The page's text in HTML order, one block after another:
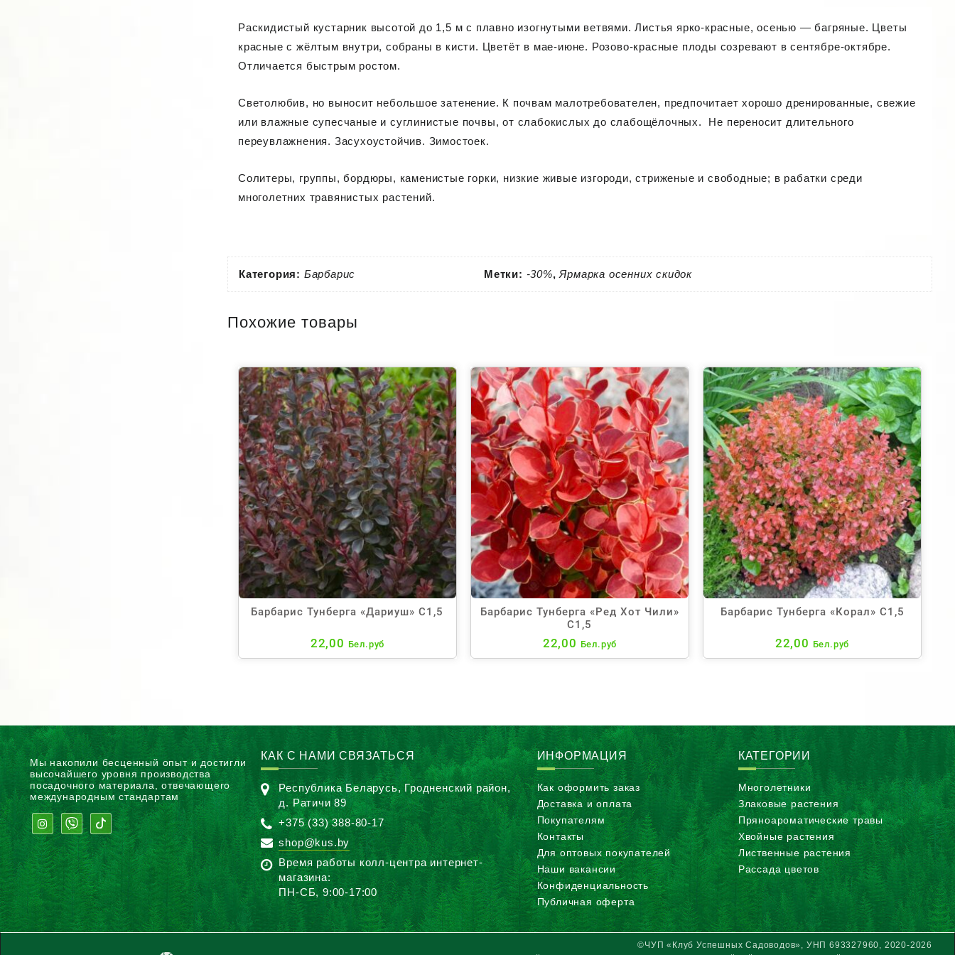
Раскидистый кустарник высотой до 1,5 м с плавно изогнутыми ветвями. Листья ярко-красные, осенью — багряные. Цветы
красные с жёлтым внутри, собраны в кисти. Цветёт в мае-июне. Розово-красные плоды созревают в сентябре-октябре.
Отличается быстрым ростом.
Светолюбив, но выносит небольшое затенение. К почвам малотребователен, предпочитает хорошо дренированные, свежие
или влажные супесчаные и суглинистые почвы, от слабокислых до слабощёлочных. Не переносит длительного
переувлажнения. Засухоустойчив. Зимостоек.
Солитеры, группы, бордюры, каменистые горки, низкие живые изгороди, стриженые и свободные; в рабатки среди
многолетних травянистых растений.
Категория: Барбарис Метки: -30%,Ярмарка осенних скидок
Похожие товары
Барбарис Тунберга «Дариуш» С1,5
22,00 Бел.руб
Барбарис Тунберга «Ред Хот Чили»
С1,5
22,00 Бел.руб
Барбарис Тунберга «Корал» С1,5
22,00 Бел.руб
Мы накопили бесценный опыт и достигли
высочайшего уровня производства
посадочного материала, отвечающего
международным стандартам
КАК С НАМИ СВЯЗАТЬСЯ
Республика Беларусь, Гродненский район,
д. Ратичи 89
+375 (33) 388-80-17
shop@kus.by
Время работы колл-центра интернет-
магазина:
ПН-CБ, 9:00-17:00
ИНФОРМАЦИЯ
Как оформить заказ
Доставка и оплата
Покупателям
Контакты
Для оптовых покупателей
Наши вакансии
Конфиденциальность
Публичная оферта
КАТЕГОРИИ
Многолетники
Злаковые растения
Пряноароматические травы
Хвойные растения
Лиственные растения
Рассада цветов
©ЧУП «Клуб Успешных Садоводов», УНП 693327960, 2020-2026